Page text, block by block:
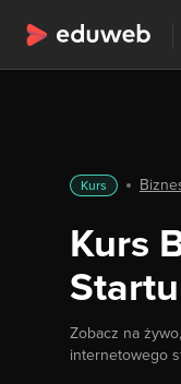
Kurs
Kurs
Zobacz na
internetowego